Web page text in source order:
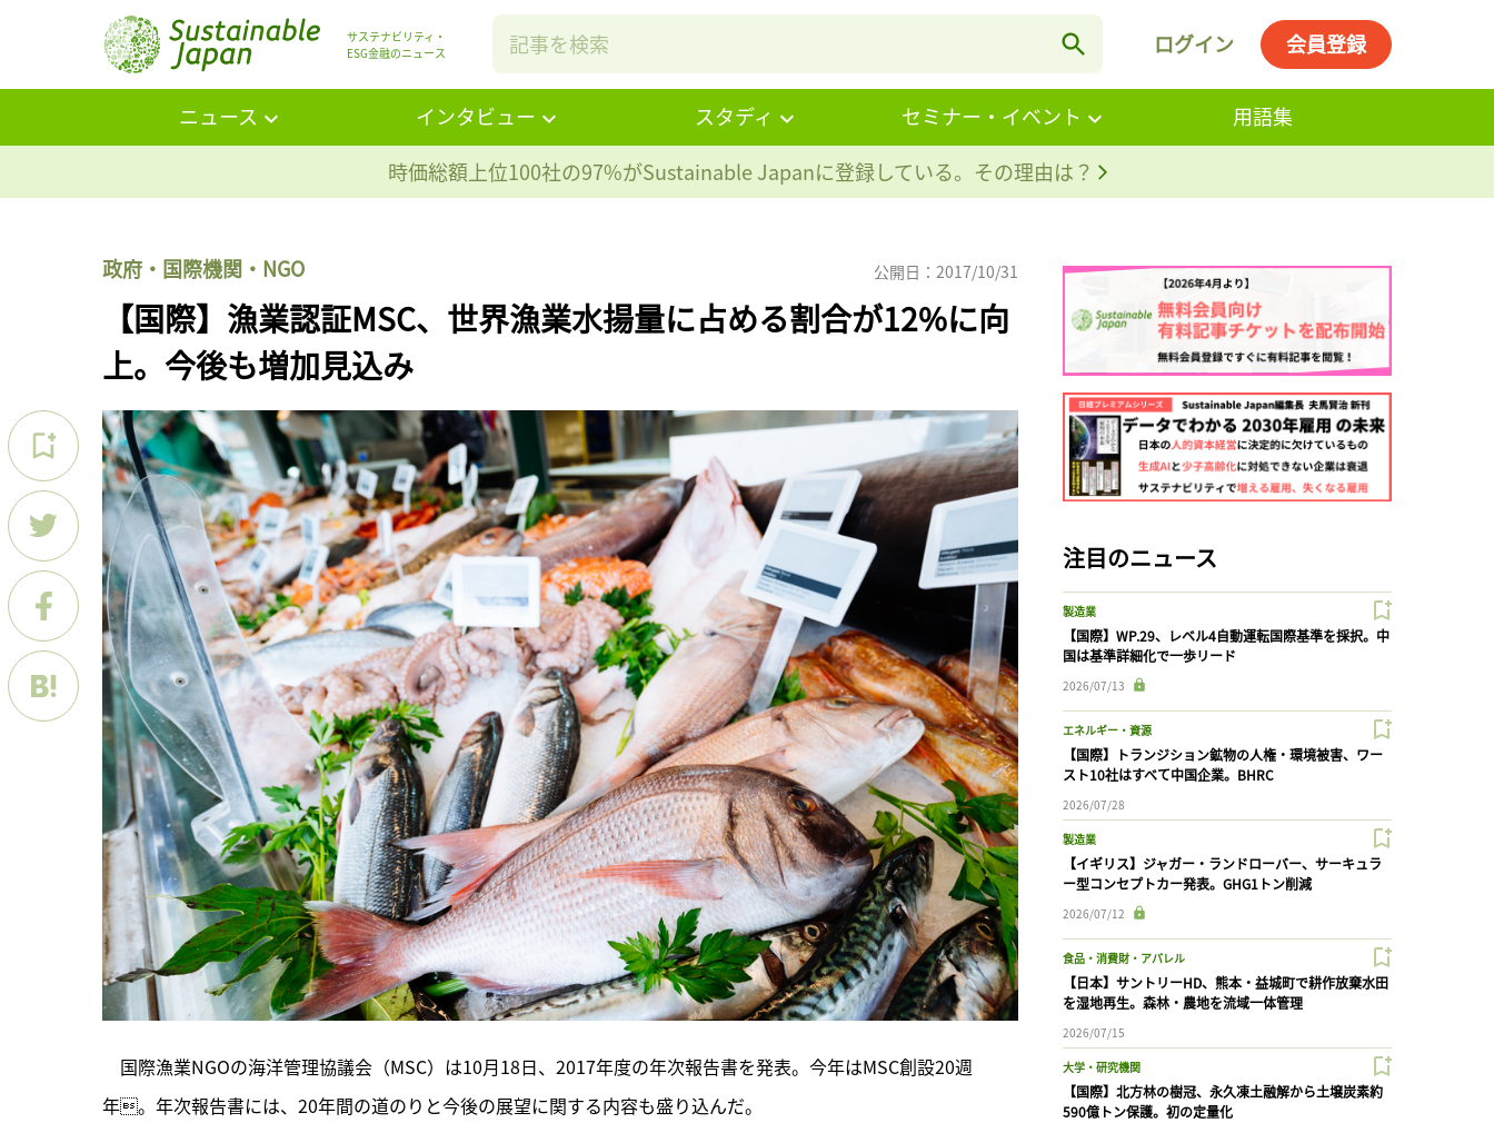
サステナビリティ・
ESG金融のニュース
ログイン 会員登録
ニュース インタビュー スタディ セミナー・イベント
用語集
時価総額上位100社の97%がSustainable Japanに登録している。その理由は？
政府・国際機関・NGO 公開日：2017/10/31
【国際】漁業認証MSC、世界漁業水揚量に占める割合が12%に向
上。今後も増加見込み
国際漁業NGOの海洋管理協議会（MSC）は10月18日、2017年度の年次報告書を発表。今年はMSC創設20週
年。年次報告書には、20年間の道のりと今後の展望に関する内容も盛り込んだ。
注目のニュース
製造業
【国際】WP.29、レベル4自動運転国際基準を採択。中
国は基準詳細化で一歩リード
2026/07/13
エネルギー・資源
【国際】トランジション鉱物の人権・環境被害、ワー
スト10社はすべて中国企業。BHRC
2026/07/28
製造業
【イギリス】ジャガー・ランドローバー、サーキュラ
ー型コンセプトカー発表。GHG1トン削減
2026/07/12
食品・消費財・アパレル
【日本】サントリーHD、熊本・益城町で耕作放棄水田
を湿地再生。森林・農地を流域一体管理
2026/07/15
大学・研究機関
【国際】北方林の樹冠、永久凍土融解から土壌炭素約
590億トン保護。初の定量化